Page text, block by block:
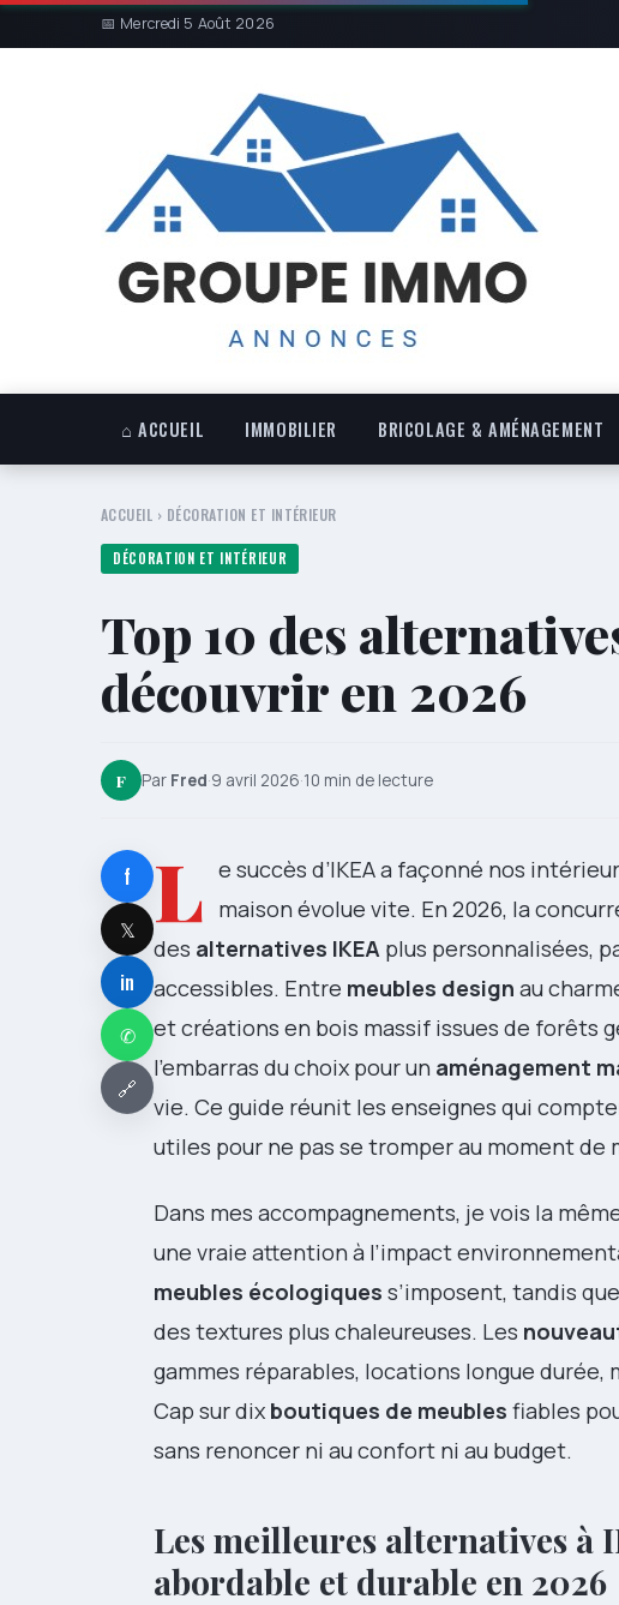
📅 Mercredi 5 Août 2026
⌂ ACCUEIL IMMOBILIER BRICOLAGE & AMÉNAGEMENT
ACCUEIL › DÉCORATION ET INTÉRIEUR
DÉCORATION ET INTÉRIEUR
Top 10 des
découvrir en 2026
F Par Fred·9 avril 2026·10 min de lecture
f
𝕏
in
✆
🔗
L e succès d’IKEA a façonné nos
maison évolue vite. En 2026, la
des alternatives IKEA plus personnalisées,
accessibles. Entre meubles design au
et créations en bois massif issues de forêts
l’embarras du choix pour un aménagement
vie. Ce guide réunit les enseignes qui
utiles pour ne pas se tromper au moment de
Dans mes accompagnements, je vois la
une vraie attention à l’impact
meubles écologiques s’imposent, tandis
des textures plus chaleureuses. Les
gammes réparables, locations longue
Cap sur dix boutiques de meubles fiables
sans renoncer ni au confort ni au budget.
Les meilleures alternatives à
abordable et durable en 2026